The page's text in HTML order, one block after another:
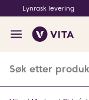
Lynrask levering